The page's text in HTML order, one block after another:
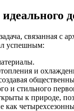
связанная
успешным:
и
и стильного
к природе,
как